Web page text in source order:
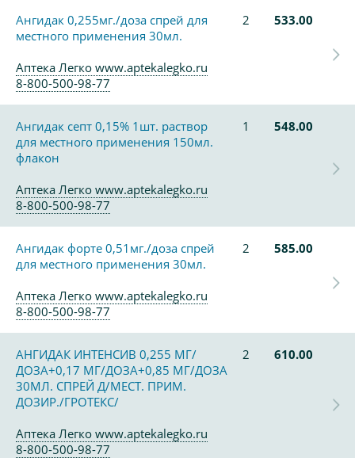
Ангидак 0,255мг./доза спрей для
местного применения 30мл.
2 533.00
Аптека Легко www.aptekalegko.ru
8-800-500-98-77
Ангидак септ 0,15% 1шт. раствор
для местного применения 150мл.
флакон
1 548.00
Аптека Легко www.aptekalegko.ru
8-800-500-98-77
Ангидак форте 0,51мг./доза спрей
для местного применения 30мл.
2 585.00
Аптека Легко www.aptekalegko.ru
8-800-500-98-77
АНГИДАК ИНТЕНСИВ 0,255 МГ/
ДОЗА+0,17 МГ/ДОЗА+0,85 МГ/ДОЗА
30МЛ. СПРЕЙ Д/МЕСТ. ПРИМ.
ДОЗИР./ГРОТЕКС/
2 610.00
Аптека Легко www.aptekalegko.ru
8-800-500-98-77